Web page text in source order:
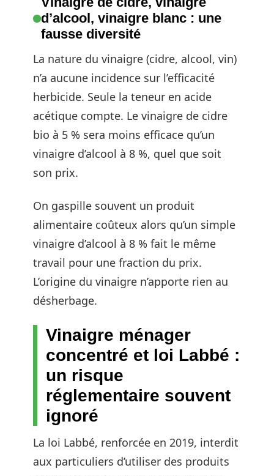
d’alcool, vinaigre blanc : une
fausse diversité
La nature du vinaigre (cidre, alcool, vin)
n’a aucune incidence sur l’efficacité
herbicide. Seule la teneur en acide
acétique compte. Le vinaigre de cidre
bio à 5 % sera moins efficace qu’un
vinaigre d’alcool à 8 %, quel que soit
son prix.
On gaspille souvent un produit
alimentaire coûteux alors qu’un simple
vinaigre d’alcool à 8 % fait le même
travail pour une fraction du prix.
L’origine du vinaigre n’apporte rien au
désherbage.
Vinaigre ménager
concentré et loi Labbé :
un risque
réglementaire souvent
ignoré
La loi Labbé, renforcée en 2019, interdit
aux particuliers d’utiliser des produits